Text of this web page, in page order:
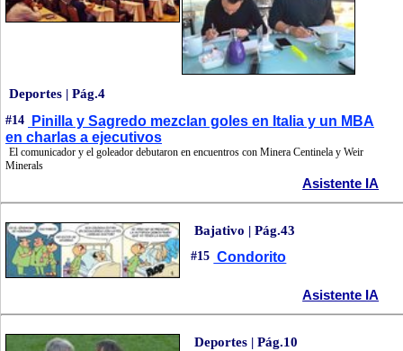
Deportes | Pág.4
#14
Pinilla y Sagredo mezclan goles en Italia y un MBA
en charlas a ejecutivos
El comunicador y el goleador debutaron en encuentros con Minera Centinela y Weir
Minerals
Asistente IA
Bajativo | Pág.43
#15 Condorito
Asistente IA
Deportes | Pág.10